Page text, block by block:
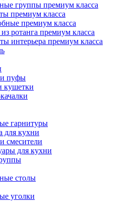
группы премиум класса
премиум класса
премиум класса
ротанга премиум класса
интерьера премиум класса
и пуфы
кушетки
гарнитуры
для кухни
смесители
для кухни
столы
уголки